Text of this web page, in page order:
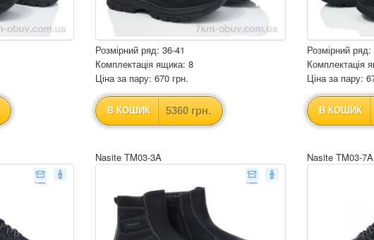
Розмірний ряд: 36-41
Комплектація ящика: 8
Ціна за пару: 670 грн.
В КОШИК 5360 грн.
Розмірний ряд:
Комплектація
Ціна за пару:
В КОШИК
Nasite TM03-3A Nasite TM03-7A